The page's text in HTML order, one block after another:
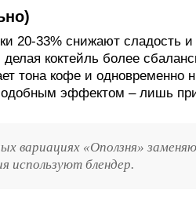
20-33% снижают сладость и
делая коктейль более
тона кофе и одновременно
эффектом – лишь
вариациях «Оползня»
используют блендер.